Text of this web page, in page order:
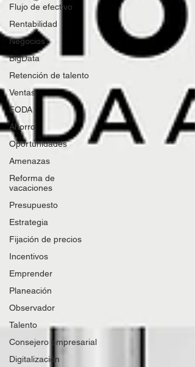
Flujo de efectivo
Rentabilidad
Negocios
BigData
Retención de talento
Ventas
FODA
Ahorro
Oportunidades
Amenazas
Reforma de
vacaciones
Presupuesto
Estrategia
Fijación de precios
Incentivos
Emprender
Planeación
Observador
Talento
Consejero empresarial
Digitalización